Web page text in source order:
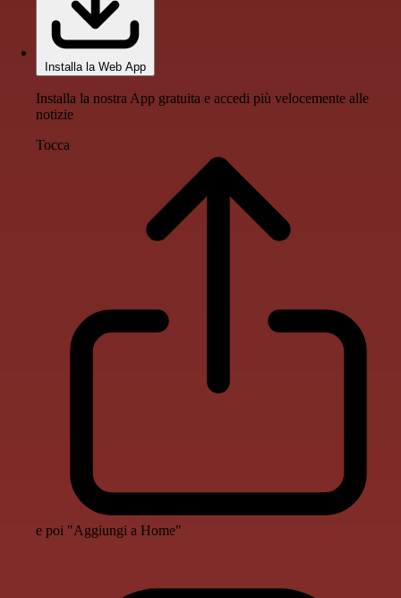
Installa la Web App
Installa la nostra App gratuita e accedi più velocemente alle
notizie
Tocca
e poi "Aggiungi a Home"